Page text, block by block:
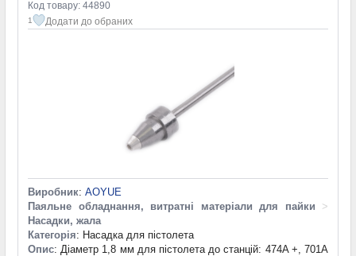
Код товару: 44890
1 Додати до обраних
Виробник: AOYUE
Паяльне обладнання, витратні матеріали для пайки
>
Насадки, жала
Категорія: Насадка для пістолета
Опис: Діаметр 1,8 мм для пістолета до станцій: 474A +, 701A